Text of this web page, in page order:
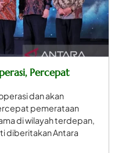
Percepat
dan akan
pemerataan
di wilayah terdepan,
diberitakan Antara